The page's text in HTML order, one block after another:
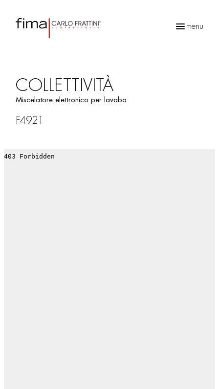
menu
COLLETTIVITÀ
Miscelatore elettronico per lavabo
F4921